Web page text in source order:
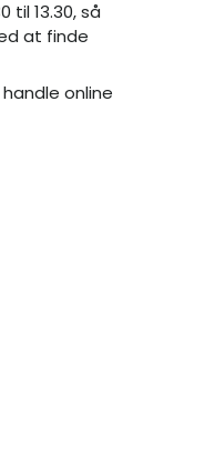
til 13.30, så
at finde
online